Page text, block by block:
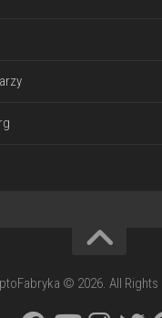
© 2026. All Rights